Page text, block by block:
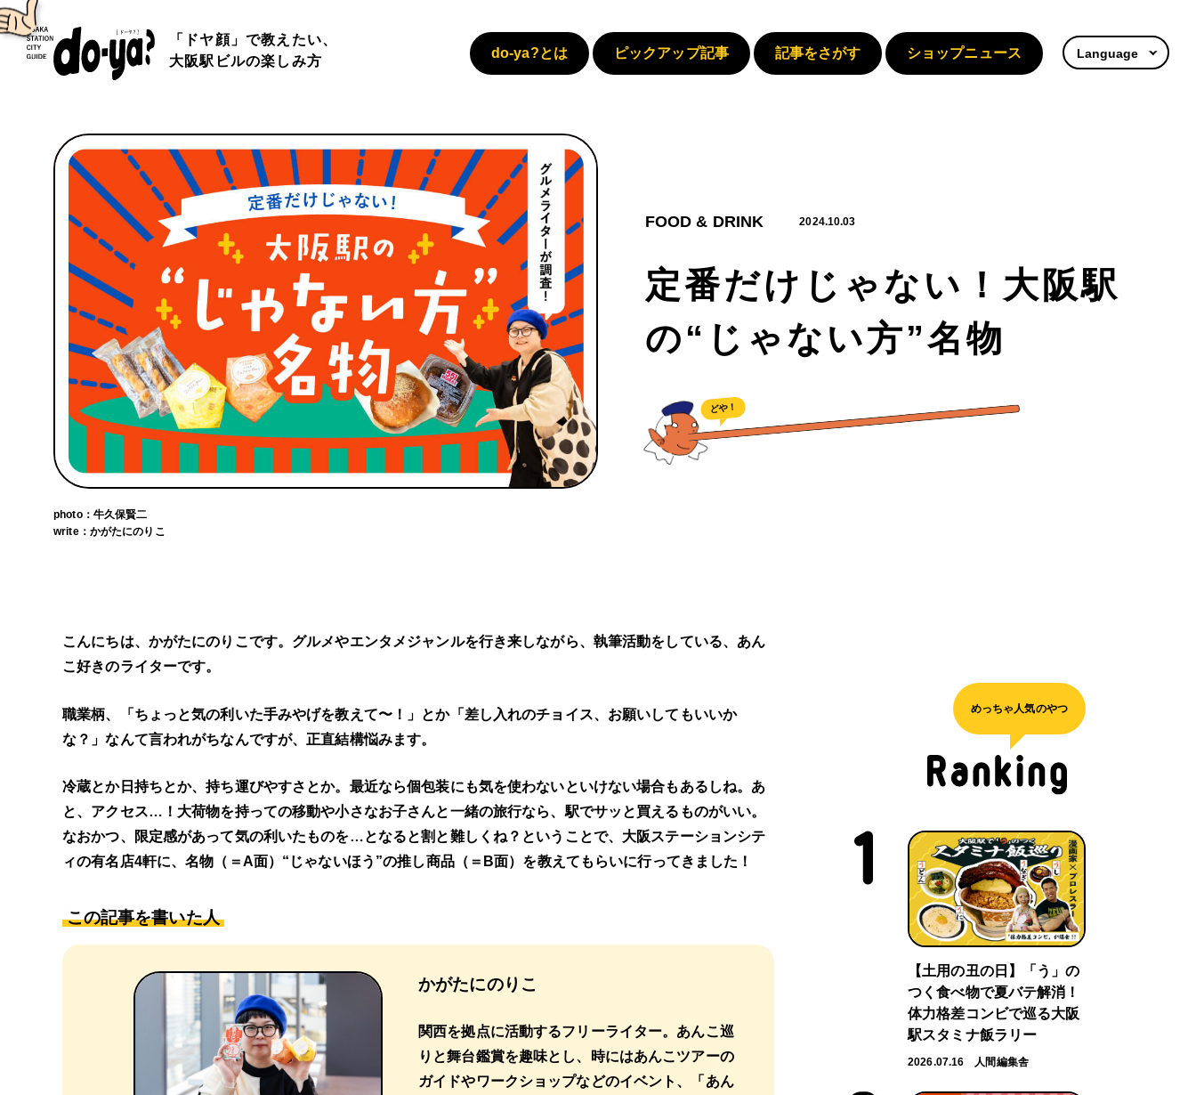
「ドヤ顔」で教えたい、
大阪駅ビルの楽しみ方
do-ya?とは ピックアップ記事 記事をさがす ショップニュース Language
FOOD & DRINK 2024.10.03
定番だけじゃない！大阪駅
の“じゃない方”名物
どや！
photo：牛久保賢二
write：かがたにのりこ
こんにちは、かがたにのりこです。グルメやエンタメジャンルを行き来しながら、執筆活動をしている、あん
こ好きのライターです。
職業柄、「ちょっと気の利いた手みやげを教えて〜！」とか「差し入れのチョイス、お願いしてもいいか
な？」なんて言われがちなんですが、正直結構悩みます。
冷蔵とか日持ちとか、持ち運びやすさとか。最近なら個包装にも気を使わないといけない場合もあるしね。あ
と、アクセス…！大荷物を持っての移動や小さなお子さんと一緒の旅行なら、駅でサッと買えるものがいい。
なおかつ、限定感があって気の利いたものを…となると割と難しくね？ということで、大阪ステーションシテ
ィの有名店4軒に、名物（＝A面）“じゃないほう”の推し商品（＝B面）を教えてもらいに行ってきました！
この記事を書いた人
かがたにのりこ
関西を拠点に活動するフリーライター。あんこ巡
りと舞台鑑賞を趣味とし、時にはあんこツアーの
ガイドやワークショップなどのイベント、「あん
めっちゃ人気のやつ
【土用の丑の日】「う」の
つく食べ物で夏バテ解消！
体力格差コンビで巡る大阪
駅スタミナ飯ラリー
2026.07.16 人間編集舎